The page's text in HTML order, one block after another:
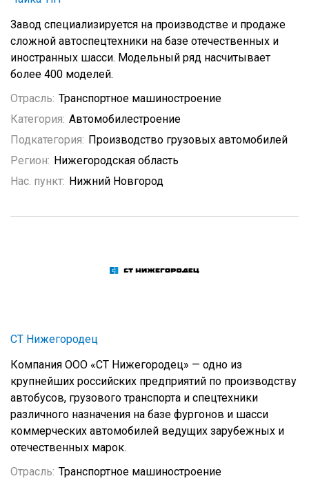
Завод специализируется на производстве и продаже
сложной автоспецтехники на базе отечественных и
иностранных шасси. Модельный ряд насчитывает
более 400 моделей.
Отрасль: Транспортное машиностроение
Категория: Автомобилестроение
Подкатегория: Производство грузовых автомобилей
Регион: Нижегородская область
Нас. пункт: Нижний Новгород
СТ Нижегородец
Компания ООО «СТ Нижегородец» — одно из
крупнейших российских предприятий по производству
автобусов, грузового транспорта и спецтехники
различного назначения на базе фургонов и шасси
коммерческих автомобилей ведущих зарубежных и
отечественных марок.
Отрасль: Транспортное машиностроение